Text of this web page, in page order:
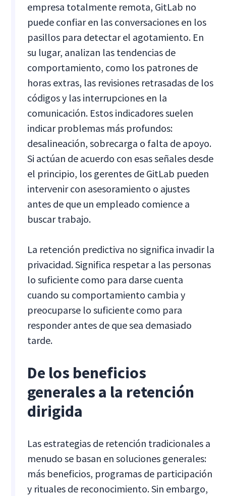
empresa totalmente remota, GitLab no
puede confiar en las conversaciones en los
pasillos para detectar el agotamiento. En
su lugar, analizan las tendencias de
comportamiento, como los patrones de
horas extras, las revisiones retrasadas de los
códigos y las interrupciones en la
comunicación. Estos indicadores suelen
indicar problemas más profundos:
desalineación, sobrecarga o falta de apoyo.
Si actúan de acuerdo con esas señales desde
el principio, los gerentes de GitLab pueden
intervenir con asesoramiento o ajustes
antes de que un empleado comience a
buscar trabajo.
La retención predictiva no significa invadir la
privacidad. Significa respetar a las personas
lo suficiente como para darse cuenta
cuando su comportamiento cambia y
preocuparse lo suficiente como para
responder antes de que sea demasiado
tarde.
De los beneficios
generales a la retención
dirigida
Las estrategias de retención tradicionales a
menudo se basan en soluciones generales:
más beneficios, programas de participación
y rituales de reconocimiento. Sin embargo,